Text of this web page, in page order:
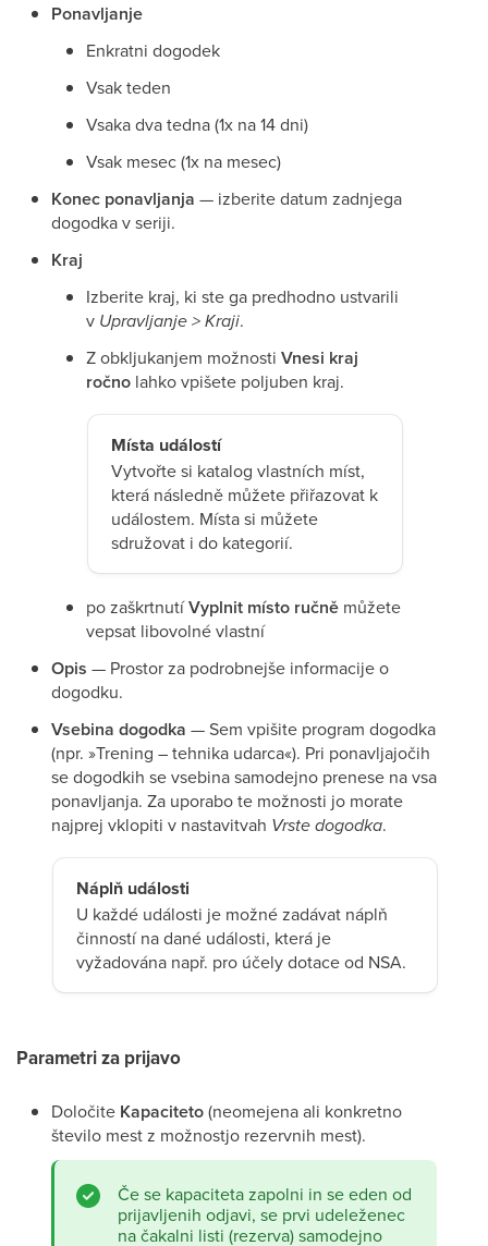
Ponavljanje
Enkratni dogodek
Vsak teden
Vsaka dva tedna (1x na 14 dni)
Vsak mesec (1x na mesec)
Konec ponavljanja — izberite datum zadnjega
dogodka v seriji.
Kraj
Izberite kraj, ki ste ga predhodno ustvarili
v Upravljanje > Kraji.
Z obkljukanjem možnosti Vnesi kraj
ročno lahko vpišete poljuben kraj.
Místa událostí
Vytvořte si katalog vlastních míst,
která následně můžete přiřazovat k
událostem. Místa si můžete
sdružovat i do kategorií.
po zaškrtnutíVyplnit místo ručně můžete
vepsat libovolné vlastní
Opis — Prostor za podrobnejše informacije o
dogodku.
Vsebina dogodka — Sem vpišite program dogodka
(npr. »Trening – tehnika udarca«). Pri ponavljajočih
se dogodkih se vsebina samodejno prenese na vsa
ponavljanja. Za uporabo te možnosti jo morate
najprej vklopiti v nastavitvah Vrste dogodka.
Náplň události
U každé události je možné zadávat náplň
činností na dané události, která je
vyžadována např. pro účely dotace od NSA.
Parametri za prijavo
Določite Kapaciteto(neomejena ali konkretno
število mest z možnostjo rezervnih mest).
Če se kapaciteta zapolni in se eden od
prijavljenih odjavi, se prvi udeleženec
na čakalni listi (rezerva) samodejno